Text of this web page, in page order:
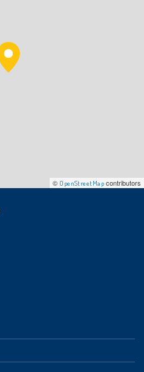
© OpenStreetMap contributors